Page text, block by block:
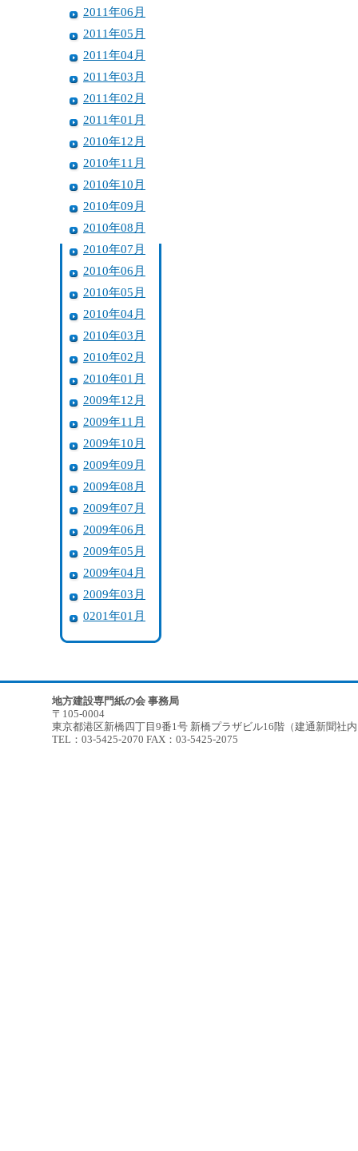
2011年06月
2011年05月
2011年04月
2011年03月
2011年02月
2011年01月
2010年12月
2010年11月
2010年10月
2010年09月
2010年08月
2010年07月
2010年06月
2010年05月
2010年04月
2010年03月
2010年02月
2010年01月
2009年12月
2009年11月
2009年10月
2009年09月
2009年08月
2009年07月
2009年06月
2009年05月
2009年04月
2009年03月
0201年01月
地方建設専門紙の会 事務局
〒105-0004
東京都港区新橋四丁目9番1号 新橋プラザビル16階（建通新聞社
TEL：03-5425-2070 FAX：03-5425-2075